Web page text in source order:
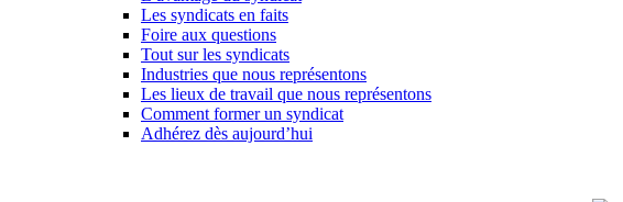
Les syndicats en faits
Foire aux questions
Tout sur les syndicats
Industries que nous représentons
Les lieux de travail que nous représentons
Comment former un syndicat
Adhérez dès aujourd’hui